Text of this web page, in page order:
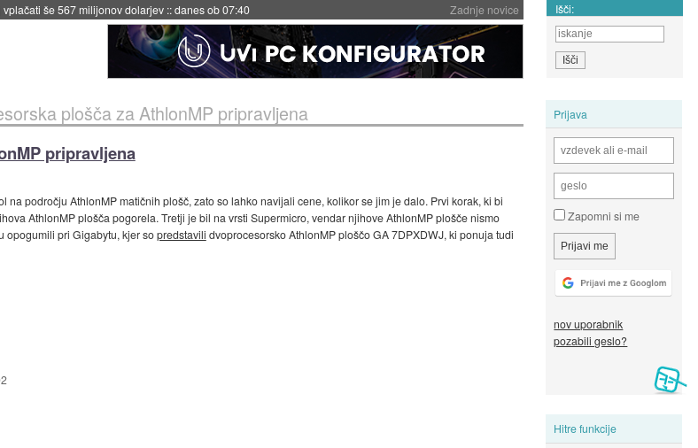
Zadnje novice
še 567 milijonov dolarjev ::danes ob 07:40 Išči:
Prijava
Zapomni si me
nov uporabnik
pozabili geslo?
Hitre funkcije
plošča za AthlonMP pripravljena
pripravljena
področju AthlonMP matičnih plošč, zato so lahko navijali cene, kolikor se jim je dalo. Prvi korak, ki bi
AthlonMP plošča pogorela. Tretji je bil na vrsti Supermicro, vendar njihove AthlonMP plošče nismo
opogumili pri Gigabytu, kjer sopredstavili dvoprocesorsko AthlonMP ploščo GA 7DPXDWJ, ki ponuja tudi